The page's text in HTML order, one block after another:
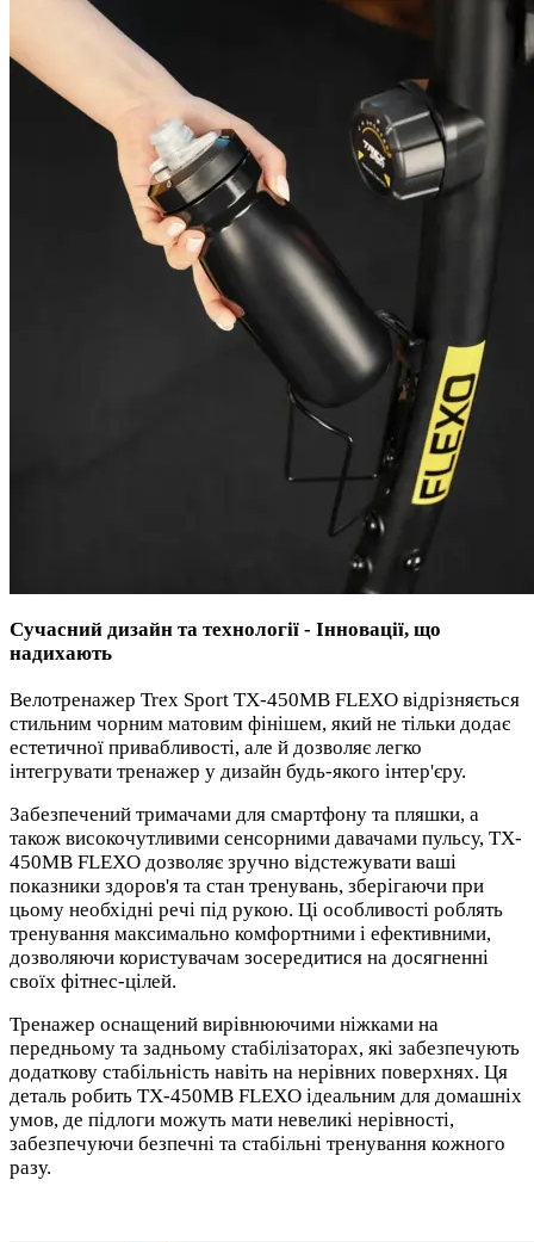
Сучасний дизайн та технології - Інновації, що
надихають
Велотренажер Trex Sport TX-450MB FLEXO відрізняється
стильним чорним матовим фінішем, який не тільки додає
естетичної привабливості, але й дозволяє легко
інтегрувати тренажер у дизайн будь-якого інтер'єру.
Забезпечений тримачами для смартфону та пляшки, а
також високочутливими сенсорними давачами пульсу, TX-
450MB FLEXO дозволяє зручно відстежувати ваші
показники здоров'я та стан тренувань, зберігаючи при
цьому необхідні речі під рукою. Ці особливості роблять
тренування максимально комфортними і ефективними,
дозволяючи користувачам зосередитися на досягненні
своїх фітнес-цілей.
Тренажер оснащений вирівнюючими ніжками на
передньому та задньому стабілізаторах, які забезпечують
додаткову стабільність навіть на нерівних поверхнях. Ця
деталь робить TX-450MB FLEXO ідеальним для домашніх
умов, де підлоги можуть мати невеликі нерівності,
забезпечуючи безпечні та стабільні тренування кожного
разу.